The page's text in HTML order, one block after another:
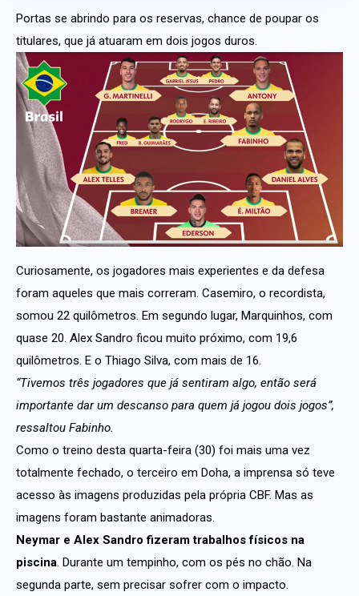
Portas se abrindo para os reservas, chance de poupar os
titulares, que já atuaram em dois jogos duros.
Curiosamente, os jogadores mais experientes e da defesa
foram aqueles que mais correram. Casemiro, o recordista,
somou 22 quilômetros. Em segundo lugar, Marquinhos, com
quase 20. Alex Sandro ficou muito próximo, com 19,6
quilômetros. E o Thiago Silva, com mais de 16.
“Tivemos três jogadores que já sentiram algo, então será
importante dar um descanso para quem já jogou dois jogos”,
ressaltou Fabinho.
Como o treino desta quarta-feira (30) foi mais uma vez
totalmente fechado, o terceiro em Doha, a imprensa só teve
acesso às imagens produzidas pela própria CBF. Mas as
imagens foram bastante animadoras.
Neymar e Alex Sandro fizeram trabalhos físicos na
piscina . Durante um tempinho, com os pés no chão. Na
segunda parte, sem precisar sofrer com o impacto.